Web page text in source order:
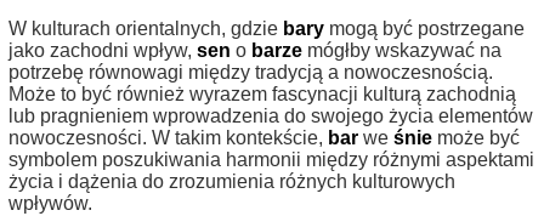
W kulturach orientalnych, gdzie bary mogą być postrzegane
jako zachodni wpływ, sen o barze mógłby wskazywać na
potrzebę równowagi między tradycją a nowoczesnością.
Może to być również wyrazem fascynacji kulturą zachodnią
lub pragnieniem wprowadzenia do swojego życia elementów
nowoczesności. W takim kontekście, bar we śnie może być
symbolem poszukiwania harmonii między różnymi aspektami
życia i dążenia do zrozumienia różnych kulturowych
wpływów.